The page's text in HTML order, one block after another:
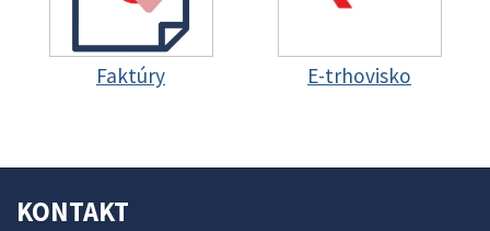
Faktúry E-trhovisko
KONTAKT